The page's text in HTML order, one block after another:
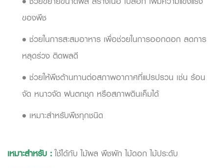
ของพืช
• ช่วยในการสะสมอาหาร เพื่อช่วยในการออกดอก ลดการ
หลุดร่วง ติดผลดี
• ช่วยให้พืชต้านทานต่อสภาพอากาศที่แปรปรวน เช่น ร้อน
จัด หนาวจัด ฝนตกชุก หรือสภาพดินเค็มได้
• เหมาะสำหรับพืชทุกชนิด
เหมาะสำหรับ : ใช้ได้กับ ไม้ผล พืชผัก ไม้ดอก ไม้ประดับ